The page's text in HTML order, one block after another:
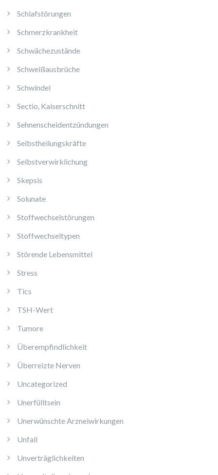
Schlafstörungen
Schmerzkrankheit
Schwächezustände
Schweißausbrüche
Schwindel
Sectio, Kaiserschnitt
Sehnenscheidentzündungen
Selbstheilungskräfte
Selbstverwirklichung
Skepsis
Solunate
Stoffwechselstörungen
Stoffwechseltypen
Störende Lebensmittel
Stress
Tics
TSH-Wert
Tumore
Überempfindlichkeit
Überreizte Nerven
Uncategorized
Unerfülltsein
Unerwünschte Arzneiwirkungen
Unfall
Unverträglichkeiten